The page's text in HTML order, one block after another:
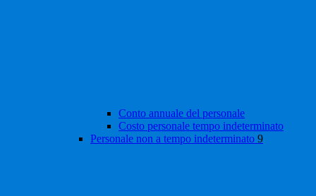
Conto annuale del personale
Costo personale tempo indeterminato
Personale non a tempo indeterminato 9